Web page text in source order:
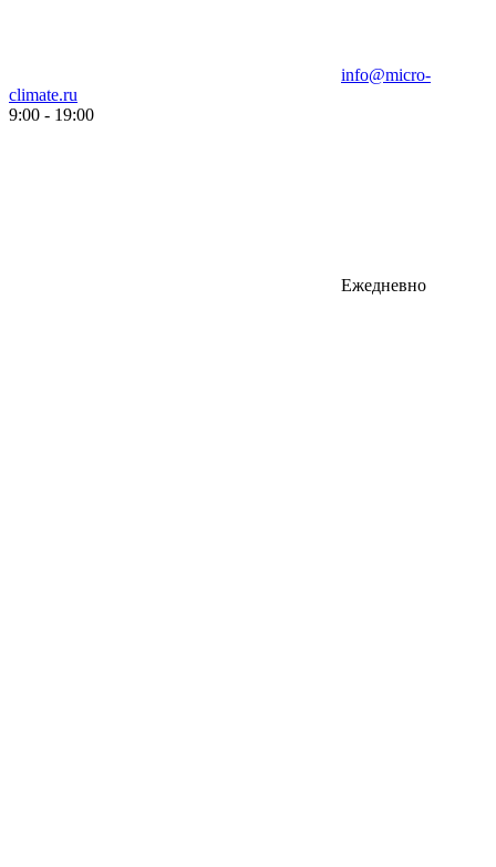
info@micro-
climate.ru
9:00 - 19:00
Ежедневно